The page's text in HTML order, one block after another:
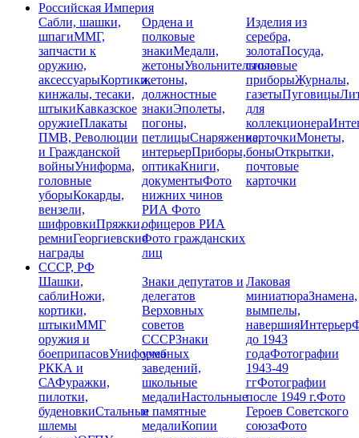
Российская Империя
Сабли, шашки,
шпагиММГ,
запчасти к
оружию,
аксессуарыКортики,
кинжалы, тесаки,
штыкиКавказское
оружиеПлакаты
ПМВ, Революции
и Гражданской
войныУниформа,
головные
уборыКокарды,
вензели,
шифровкиПряжки,
ремниГеоргиевские
награды
Ордена и
полковые
знакиМедали,
жетоныУвольнительные
жетоны,
должностные
знакиЭполеты,
погоны,
петлицыСнаряжение,
интерьерПриборы,
оптикаКниги,
документыФото
нижних чинов
РИАФото
офицеров РИА
Фото гражданских
лиц
Изделия из
серебра,
золотаПосуда,
столовые
приборыЖурналы,
газетыПуговицы
для
коллекционера
карточкиМонеты,
боныОткрытки,
почтовые
карточки
СССР, РФ
Шашки,
саблиНожи,
кортики,
штыкиММГ
оружия и
боеприпасовУниформа
РККА и
САФуражки,
пилотки,
буденовкиСтальные
шлемы
Знаки депутатов и
делегатов
Верховных
советов
СССРЗнаки
учебных
заведений,
школьные
медалиНастольные
и памятные
медалиКопии
Лаковая
миниатюраЗнамена,
вымпелы,
навершияИнтерьер
до 1943
годаФотографии
1943-49
ггФотографии
после 1949 г.Фото
Героев Советского
союзаФото